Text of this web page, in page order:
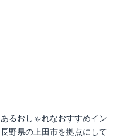
るおしゃれなおすすめイン
野県の上田市を拠点にして